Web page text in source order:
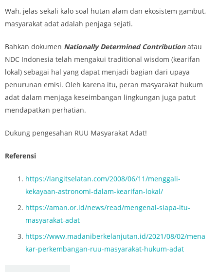
Wah, jelas sekali kalo soal hutan alam dan ekosistem gambut,
masyarakat adat adalah penjaga sejati.
Bahkan dokumen Nationally Determined Contributionatau
NDC Indonesia telah mengakui traditional wisdom (kearifan
lokal) sebagai hal yang dapat menjadi bagian dari upaya
penurunan emisi. Oleh karena itu, peran masyarakat hukum
adat dalam menjaga keseimbangan lingkungan juga patut
mendapatkan perhatian.
Dukung pengesahan RUU Masyarakat Adat!
Referensi
https://langitselatan.com/2008/06/11/menggali-
kekayaan-astronomi-dalam-kearifan-lokal/
https://aman.or.id/news/read/mengenal-siapa-itu-
masyarakat-adat
https://www.madaniberkelanjutan.id/2021/08/02/mena
kar-perkembangan-ruu-masyarakat-hukum-adat